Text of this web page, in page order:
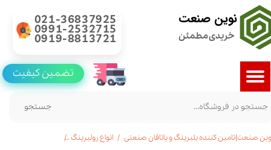
نوین صنعت
خریدی مطمئن
021-36837925
0991-2532715
0919-8813721
جستجو
تضمین کیفیت
صنعت|تامین کننده بلبرینگ و یاتاقان صنعتی انواع رولبرینگ